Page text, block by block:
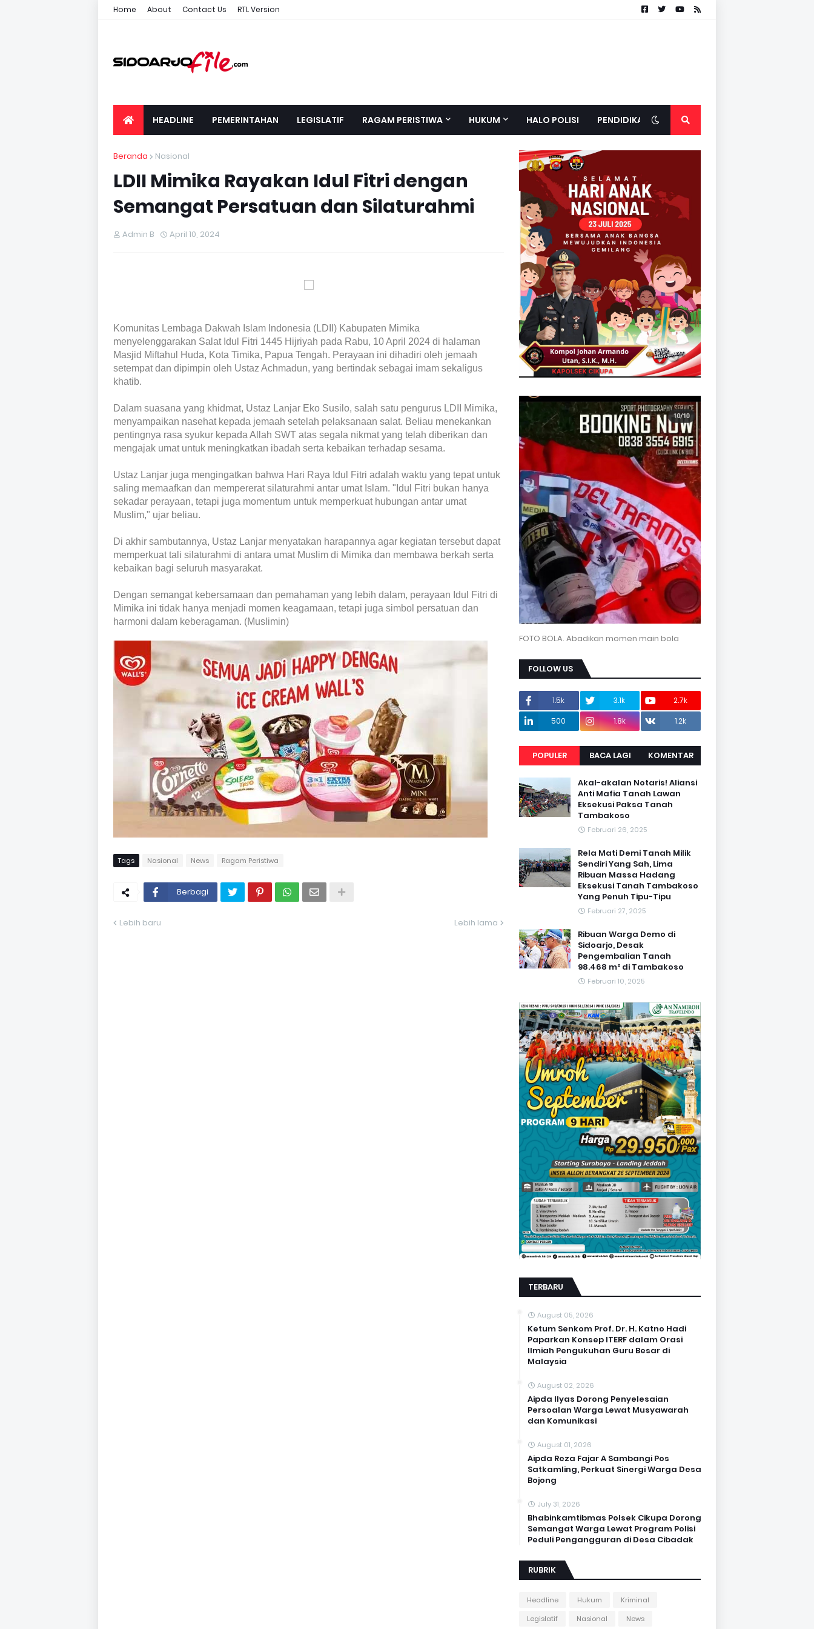
Home About Contact Us RTL Version
HEADLINE PEMERINTAHAN LEGISLATIF RAGAM PERISTIWA HUKUM HALO POLISI PENDIDIKAN
Beranda Nasional
LDII Mimika Rayakan Idul Fitri dengan
Semangat Persatuan dan Silaturahmi
Admin B April 10, 2024
Komunitas Lembaga Dakwah Islam Indonesia (LDII) Kabupaten Mimika
menyelenggarakan Salat Idul Fitri 1445 Hijriyah pada Rabu, 10 April 2024 di halaman
Masjid Miftahul Huda, Kota Timika, Papua Tengah. Perayaan ini dihadiri oleh jemaah
setempat dan dipimpin oleh Ustaz Achmadun, yang bertindak sebagai imam sekaligus
khatib.
Dalam suasana yang khidmat, Ustaz Lanjar Eko Susilo, salah satu pengurus LDII Mimika,
menyampaikan nasehat kepada jemaah setelah pelaksanaan salat. Beliau menekankan
pentingnya rasa syukur kepada Allah SWT atas segala nikmat yang telah diberikan dan
mengajak umat untuk meningkatkan ibadah serta kebaikan terhadap sesama.
Ustaz Lanjar juga mengingatkan bahwa Hari Raya Idul Fitri adalah waktu yang tepat untuk
saling memaafkan dan mempererat silaturahmi antar umat Islam. "Idul Fitri bukan hanya
sekadar perayaan, tetapi juga momentum untuk memperkuat hubungan antar umat
Muslim," ujar beliau.
Di akhir sambutannya, Ustaz Lanjar menyatakan harapannya agar kegiatan tersebut dapat
memperkuat tali silaturahmi di antara umat Muslim di Mimika dan membawa berkah serta
kebaikan bagi seluruh masyarakat.
Dengan semangat kebersamaan dan pemahaman yang lebih dalam, perayaan Idul Fitri di
Mimika ini tidak hanya menjadi momen keagamaan, tetapi juga simbol persatuan dan
harmoni dalam keberagaman. (Muslimin)
Tags Nasional News Ragam Peristiwa
Berbagi
Lebih baru Lebih lama
FOTO BOLA. Abadikan momen main bola
FOLLOW US
1.5k 3.1k
2.7k
500
1.8k 1.2k
POPULER BACA LAGI KOMENTAR
Akal-akalan Notaris! Aliansi
Anti Mafia Tanah Lawan
Eksekusi Paksa Tanah
Tambakoso
Februari 26, 2025
Rela Mati Demi Tanah Milik
Sendiri Yang Sah, Lima
Ribuan Massa Hadang
Eksekusi Tanah Tambakoso
Yang Penuh Tipu-Tipu
Februari 27, 2025
Ribuan Warga Demo di
Sidoarjo, Desak
Pengembalian Tanah
98.468 m² di Tambakoso
Februari 10, 2025
TERBARU
August 05, 2026
Ketum Senkom Prof. Dr. H. Katno Hadi
Paparkan Konsep ITERF dalam Orasi
Ilmiah Pengukuhan Guru Besar di
Malaysia
August 02, 2026
Aipda Ilyas Dorong Penyelesaian
Persoalan Warga Lewat Musyawarah
dan Komunikasi
August 01, 2026
Aipda Reza Fajar A Sambangi Pos
Satkamling, Perkuat Sinergi Warga Desa
Bojong
July 31, 2026
Bhabinkamtibmas Polsek Cikupa Dorong
Semangat Warga Lewat Program Polisi
Peduli Pengangguran di Desa Cibadak
RUBRIK
Headline Hukum
Kriminal
Legislatif
Nasional News